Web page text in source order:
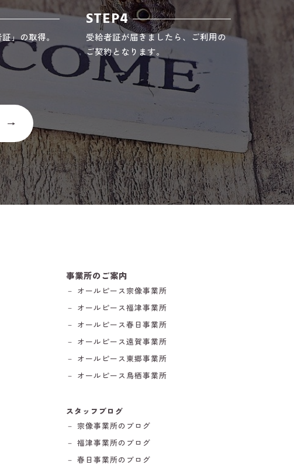
」の取得。
STEP4
受給者証が届きましたら、ご利用の
ご契約となります。
事業所のご案内
－ オールピース宗像事業所
－ オールピース福津事業所
－ オールピース春日事業所
－ オールピース遠賀事業所
－ オールピース東郷事業所
－ オールピース鳥栖事業所
スタッフブログ
－ 宗像事業所のブログ
－ 福津事業所のブログ
－ 春日事業所のブログ